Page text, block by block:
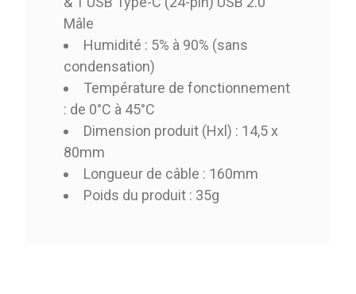
Mâle
Humidité : 5% à 90% (sans
condensation)
Température de fonctionnement
: de 0°C à 45°C
Dimension produit (Hxl) : 14,5 x
80mm
Longueur de câble : 160mm
Poids du produit : 35g